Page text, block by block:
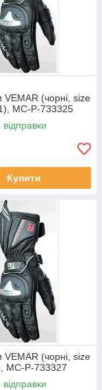
VEMAR (чорні, size
MC-P-733325
Купити
VEMAR (чорні, size
MC-P-733327